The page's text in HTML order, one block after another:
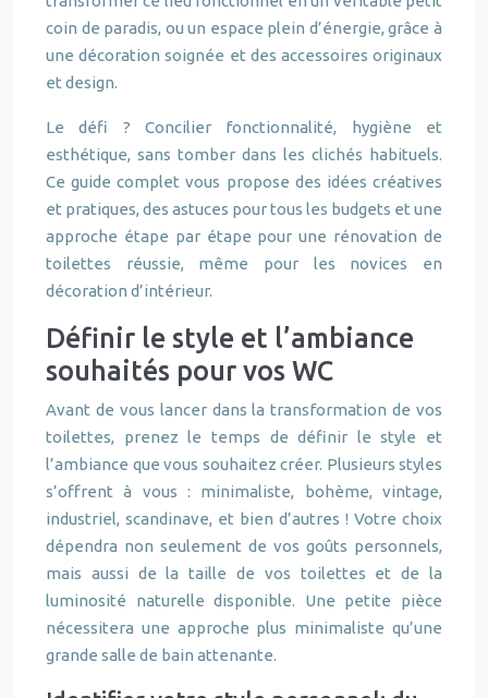
coin de paradis, ou un espace plein d’énergie, grâce à
une décoration soignée et des accessoires originaux
et design.
Le défi ? Concilier fonctionnalité, hygiène et
esthétique, sans tomber dans les clichés habituels.
Ce guide complet vous propose des idées créatives
et pratiques, des astuces pour tous les budgets et une
approche étape par étape pour une rénovation de
toilettes réussie, même pour les novices en
décoration d’intérieur.
Définir le style et l’ambiance
souhaités pour vos WC
Avant de vous lancer dans la transformation de vos
toilettes, prenez le temps de définir le style et
l’ambiance que vous souhaitez créer. Plusieurs styles
s’offrent à vous : minimaliste, bohème, vintage,
industriel, scandinave, et bien d’autres ! Votre choix
dépendra non seulement de vos goûts personnels,
mais aussi de la taille de vos toilettes et de la
luminosité naturelle disponible. Une petite pièce
nécessitera une approche plus minimaliste qu’une
grande salle de bain attenante.